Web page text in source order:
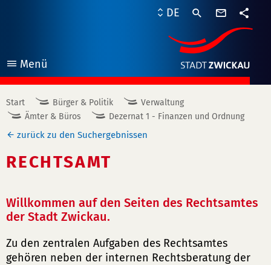
Menü
öffnen
DE
Start Bürger & Politik
Verwaltung
Ämter & Büros
Dezernat 1 - Finanzen und Ordnung
zurück zu den Suchergebnissen
RECHTSAMT
Willkommen auf den Seiten des Rechtsamtes
der Stadt Zwickau.
Zu den zentralen Aufgaben des Rechtsamtes
gehören neben der internen Rechtsberatung der